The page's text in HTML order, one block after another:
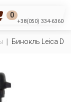
0
+38(050) 334-6360
Бинокль Leica